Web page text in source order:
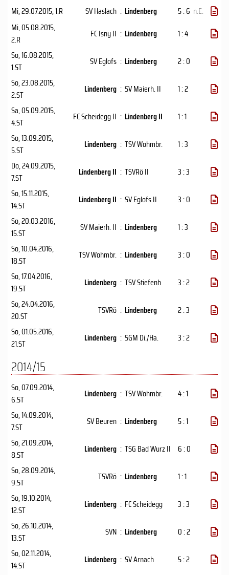
Mi, 29.07.2015, 1.R SV Haslach : Lindenberg 5 : 6 n.E.
Mi, 05.08.2015,
2.R
FC Isny II : Lindenberg
1 : 4
So, 16.08.2015,
1.ST
SV Eglofs : Lindenberg
2 : 0
So, 23.08.2015,
2.ST
Lindenberg : SV Maierh. II
1 : 2
Sa, 05.09.2015,
4.ST
FC Scheidegg II : Lindenberg II
1 : 1
So, 13.09.2015,
5.ST
Lindenberg : TSV Wohmbr.
1 : 3
Do, 24.09.2015,
7.ST
Lindenberg II : TSVRö II
3 : 3
So, 15.11.2015,
14.ST
Lindenberg II : SV Eglofs II
3 : 0
So, 20.03.2016,
15.ST
SV Maierh. II : Lindenberg
1 : 3
So, 10.04.2016,
18.ST
TSV Wohmbr. : Lindenberg
3 : 0
So, 17.04.2016,
19.ST
Lindenberg : TSV Stiefenh
3 : 2
So, 24.04.2016,
20.ST
TSVRö : Lindenberg
2 : 3
So, 01.05.2016,
21.ST
Lindenberg : SGM Di./Ha. 3 : 2
2014/15
So, 07.09.2014,
6.ST
Lindenberg : TSV Wohmbr.
4 : 1
So, 14.09.2014,
7.ST
SV Beuren : Lindenberg
5 : 1
So, 21.09.2014,
8.ST
Lindenberg : TSG Bad Wurz II 6 : 0
So, 28.09.2014,
9.ST
TSVRö : Lindenberg
1 : 1
So, 19.10.2014,
12.ST
Lindenberg : FC Scheidegg
3 : 3
So, 26.10.2014,
13.ST
SVN : Lindenberg
0 : 2
So, 02.11.2014,
14.ST
Lindenberg : SV Arnach
5 : 2